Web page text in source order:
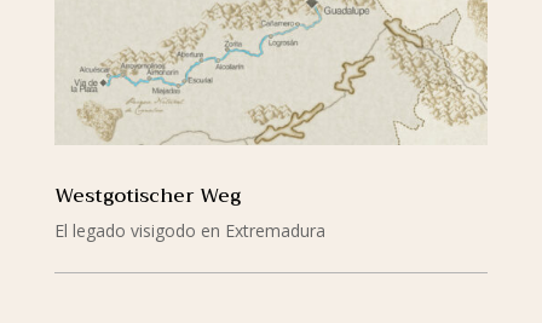
Westgotischer Weg
El legado visigodo en Extremadura